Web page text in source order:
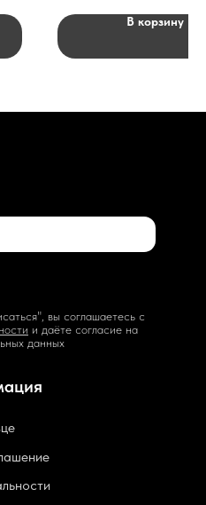
В корзину
вы соглашаетесь с
и даёте согласие на
данных